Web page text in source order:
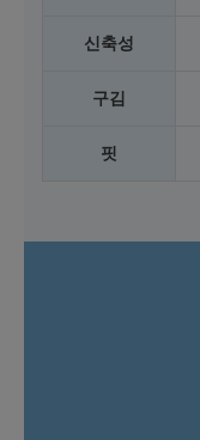
신축성
구김
핏